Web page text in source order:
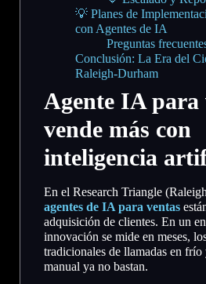
💡 Planes de
con Agentes de IA
Preguntas
Conclusión: La Era del
Raleigh-Durham
Agente IA para
vende más con
inteligencia
En el Research Triangle
agentes de IA para ventas
adquisición de clientes. En un
innovación se mide en meses,
tradicionales de llamadas en
manual ya no bastan.